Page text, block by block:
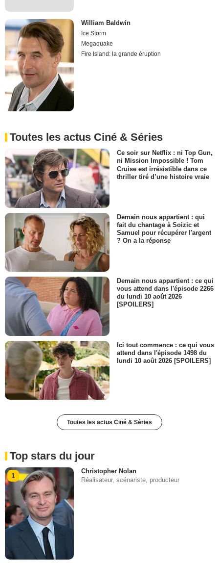
William Baldwin
Ice Storm
Megaquake
Fire Island: la grande éruption
Toutes les actus Ciné & Séries
Ce soir sur Netflix : ni Top Gun,
ni Mission Impossible ! Tom
Cruise est irrésistible dans ce
thriller tiré d’une histoire vraie
Demain nous appartient : qui
fait du chantage à Soizic et
Samuel pour récupérer l'argent
? On a la réponse
Demain nous appartient : ce qui
vous attend dans l'épisode 2266
du lundi 10 août 2026
[SPOILERS]
Ici tout commence : ce qui vous
attend dans l'épisode 1498 du
lundi 10 août 2026 [SPOILERS]
Toutes les actus Ciné & Séries
Top stars du jour
1
Christopher Nolan
Réalisateur, scénariste, producteur